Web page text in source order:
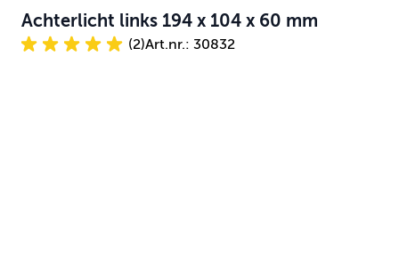
Achterlicht links 194 x 104 x 60 mm
(2)Art.nr.: 30832